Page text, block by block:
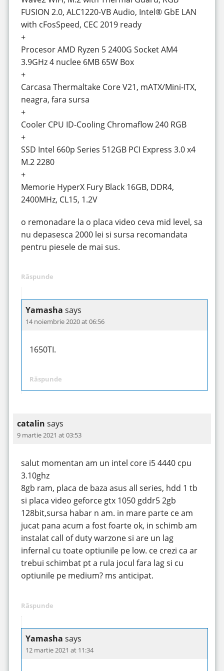
FUSION 2.0, ALC1220-VB Audio, Intel® GbE LAN
with cFosSpeed, CEC 2019 ready
+
Procesor AMD Ryzen 5 2400G Socket AM4
3.9GHz 4 nuclee 6MB 65W Box
+
Carcasa Thermaltake Core V21, mATX/Mini-ITX,
neagra, fara sursa
+
Cooler CPU ID-Cooling Chromaflow 240 RGB
+
SSD Intel 660p Series 512GB PCI Express 3.0 x4
M.2 2280
+
Memorie HyperX Fury Black 16GB, DDR4,
2400MHz, CL15, 1.2V
o remonadare la o placa video ceva mid level, sa
nu depasesca 2000 lei si sursa recomandata
pentru piesele de mai sus.
Răspunde
Yamasha says
14 noiembrie 2020 at 06:56
1650TI.
Răspunde
catalin says
9 martie 2021 at 03:53
salut momentan am un intel core i5 4440 cpu
3.10ghz
8gb ram, placa de baza asus all series, hdd 1 tb
si placa video geforce gtx 1050 gddr5 2gb
128bit,sursa habar n am. in mare parte ce am
jucat pana acum a fost foarte ok, in schimb am
instalat call of duty warzone si are un lag
infernal cu toate optiunile pe low. ce crezi ca ar
trebui schimbat pt a rula jocul fara lag si cu
optiunile pe medium? ms anticipat.
Răspunde
Yamasha says
12 martie 2021 at 11:34